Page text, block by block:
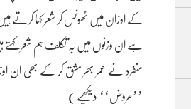
کے اوزان میں ٹھونس کر شعر کہا کرتے
ہے ان وزنوں میں بہ تکلف ہم شعر
منفرد نے عمر بھر مشق کر کے بھی ان
’’عروض‘‘ دیکھیے )